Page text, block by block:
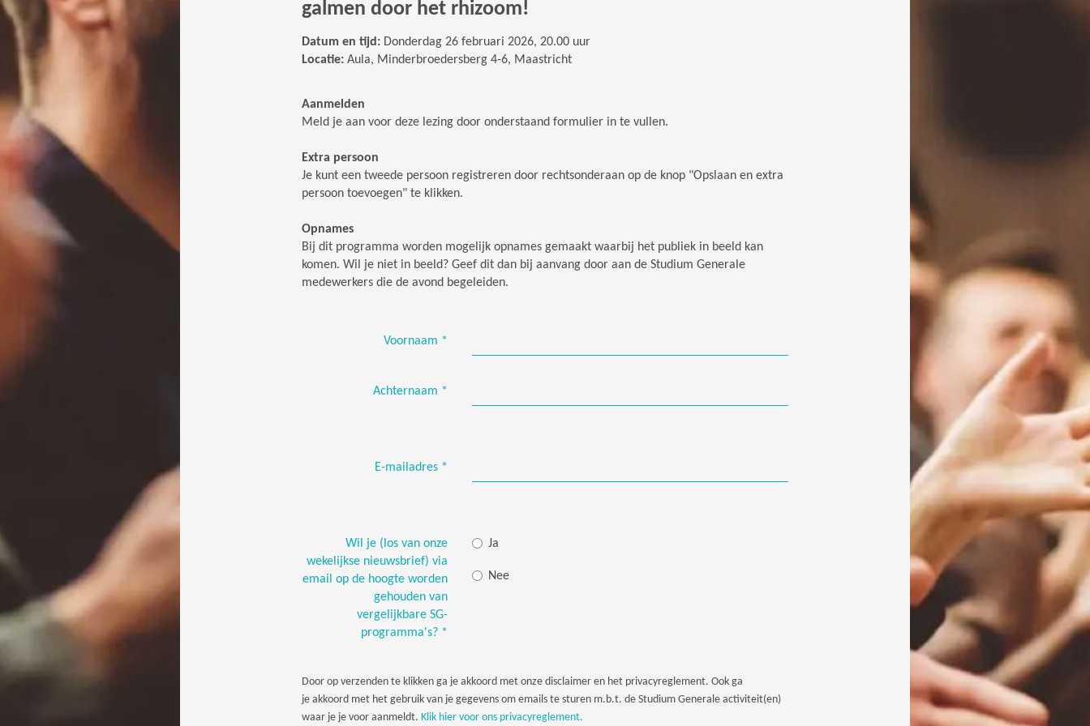
galmen door het rhizoom!
Datum en tijd: Donderdag 26 februari 2026, 20.00 uur
Locatie: Aula, Minderbroedersberg 4-6, Maastricht
Aanmelden
Meld je aan voor deze lezing door onderstaand formulier in te vullen.
Extra persoon
Je kunt een tweede persoon registreren door rechtsonderaan op de knop "Opslaan en extra
persoon toevoegen" te klikken.
Opnames
Bij dit programma worden mogelijk opnames gemaakt waarbij het publiek in beeld kan
komen. Wil je niet in beeld? Geef dit dan bij aanvang door aan de Studium Generale
medewerkers die de avond begeleiden.
Voornaam *
Achternaam *
E-mailadres *
Wil je (los van onze
wekelijkse nieuwsbrief) via
email op de hoogte worden
gehouden van
vergelijkbare SG-
programma's? *
Ja
Nee
Door op verzenden te klikken ga je akkoord met onze disclaimer en het privacyreglement. Ook ga
je akkoord met het gebruik van je gegevens om emails te sturen m.b.t. de Studium Generale activiteit(en)
waar je je voor aanmeldt. Klik hier voor ons privacyreglement.